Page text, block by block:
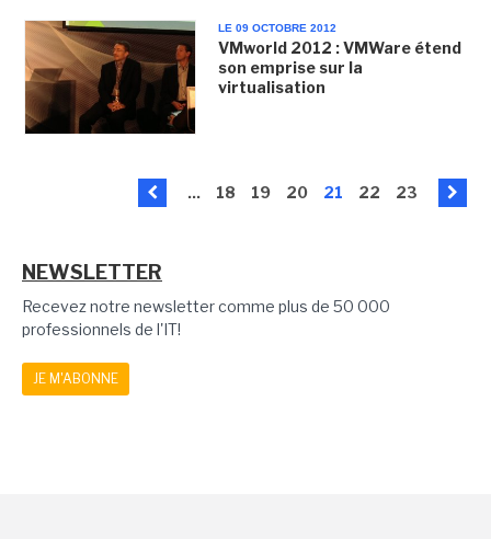
LE 09 OCTOBRE 2012
VMworld 2012 : VMWare étend
son emprise sur la
virtualisation
... 18 19 20 21 22 23
NEWSLETTER
Recevez notre newsletter comme plus de 50 000
professionnels de l'IT!
JE M'ABONNE